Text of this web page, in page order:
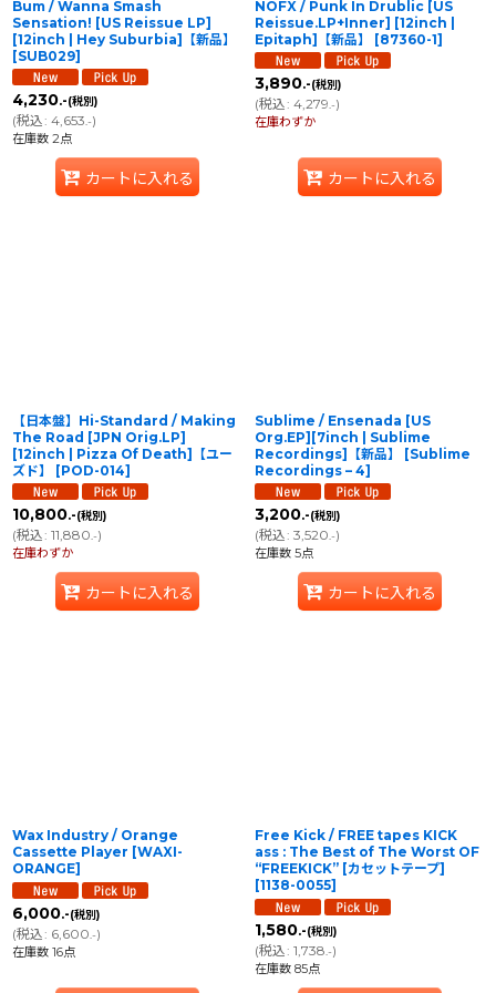
Bum / Wanna Smash
Sensation! [US Reissue LP]
[12inch | Hey Suburbia]【新品】
[SUB029]
4,230.-(税別)
(税込: 4,653.-)
在庫数 2点
カートに入れる
NOFX / Punk In Drublic [US
Reissue.LP+Inner] [12inch |
Epitaph]【新品】
[87360-1]
3,890.-(税別)
(税込: 4,279.-)
在庫わずか
カートに入れる
【日本盤】Hi-Standard / Making
The Road [JPN Orig.LP]
[12inch | Pizza Of Death]【ユー
ズド】
[POD-014]
10,800.-(税別)
(税込: 11,880.-)
在庫わずか
カートに入れる
Sublime / Ensenada [US
Org.EP][7inch | Sublime
Recordings]【新品】
[Sublime
Recordings – 4]
3,200.-(税別)
(税込: 3,520.-)
在庫数 5点
カートに入れる
Wax Industry / Orange
Cassette Player [WAXI-
ORANGE]
6,000.-(税別)
(税込: 6,600.-)
在庫数 16点
Free Kick / FREE tapes KICK
ass : The Best of The Worst OF
“FREEKICK” [カセットテープ]
[1138-0055]
1,580.-(税別)
(税込: 1,738.-)
在庫数 85点